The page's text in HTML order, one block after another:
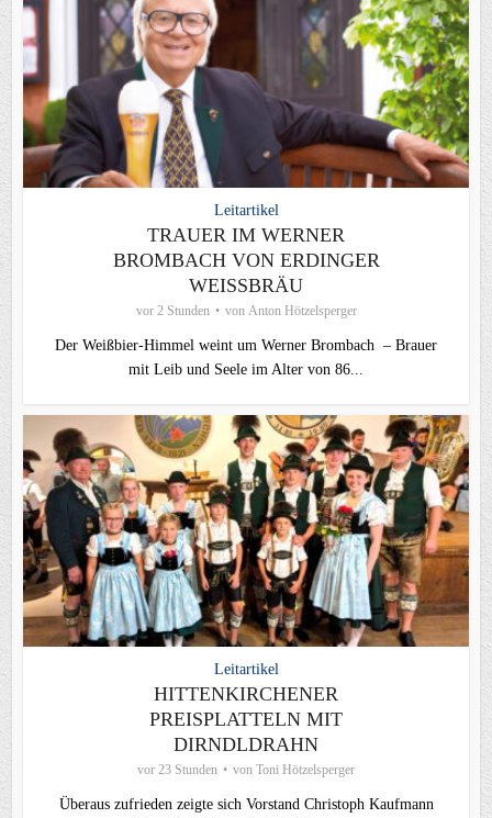
Leitartikel
TRAUER IM WERNER
BROMBACH VON ERDINGER
WEISSBRÄU
vor 2 Stunden von Anton Hötzelsperger
Der Weißbier-Himmel weint um Werner Brombach – Brauer
mit Leib und Seele im Alter von 86...
Leitartikel
HITTENKIRCHENER
PREISPLATTELN MIT
DIRNDLDRAHN
vor 23 Stunden von Toni Hötzelsperger
Überaus zufrieden zeigte sich Vorstand Christoph Kaufmann